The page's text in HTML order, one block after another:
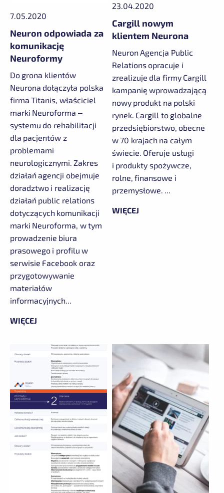
7.05.2020
Neuron odpowiada za
komunikację
Neuroformy
Do grona klientów
Neurona dołączyła polska
firma Titanis, właściciel
marki Neuroforma –
systemu do rehabilitacji
dla pacjentów z
problemami
neurologicznymi. Zakres
działań agencji obejmuje
doradztwo i realizację
działań public relations
dotyczących komunikacji
marki Neuroforma, w tym
prowadzenie biura
prasowego i profilu w
serwisie Facebook oraz
przygotowywanie
materiałów
informacyjnych...
WIĘCEJ
23.04.2020
Cargill nowym
klientem Neurona
Neuron Agencja Public
Relations opracuje i
zrealizuje dla firmy Cargill
kampanię wprowadzającą
nowy produkt na polski
rynek. Cargill to globalne
przedsiębiorstwo, obecne
w 70 krajach na całym
świecie. Oferuje usługi
i produkty spożywcze,
rolne, finansowe i
przemysłowe. ...
WIĘCEJ